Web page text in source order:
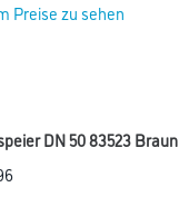
Preise zu sehen
DN 50 83523 Braun